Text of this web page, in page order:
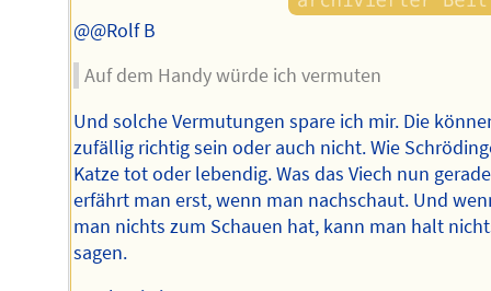
@@Rolf B
Auf dem Handy würde ich vermuten
Und solche Vermutungen spare ich mir. Die
zufällig richtig sein oder auch nicht. Wie
Katze tot oder lebendig. Was das Viech nun
erfährt man erst, wenn man nachschaut. Und
man nichts zum Schauen hat, kann man halt
sagen.